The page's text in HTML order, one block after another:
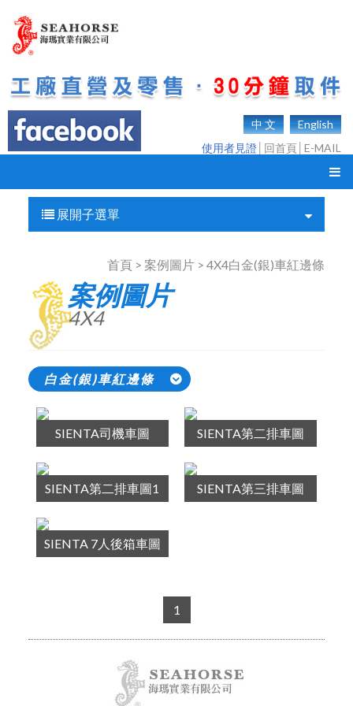
中 文
English
使用者見證 回首頁 E-MAIL
展開子選單
首頁 > 案例圖片 > 4X4白金(銀)車紅邊條
案例圖片
4X4
白金(銀)車紅邊條
SIENTA司機車圖 SIENTA第二排車圖
SIENTA第二排車圖1 SIENTA第三排車圖
SIENTA 7人後箱車圖
1